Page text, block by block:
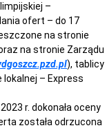
–
ofert – do 17
na stronie
na stronie Zarządu
), tablicy
lokalnej – Express
r. dokonała oceny
została odrzucona